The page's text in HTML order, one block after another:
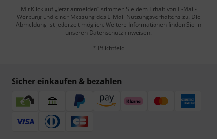
Mit Klick auf „Jetzt anmelden“ stimmen Sie dem Erhalt von E-Mail-
Werbung und einer Messung des E-Mail-Nutzungsverhaltens zu. Die
Abmeldung ist jederzeit möglich. Weitere Informationen finden Sie in
unseren Datenschutzhinweisen.
* Pflichtfeld
Sicher einkaufen & bezahlen